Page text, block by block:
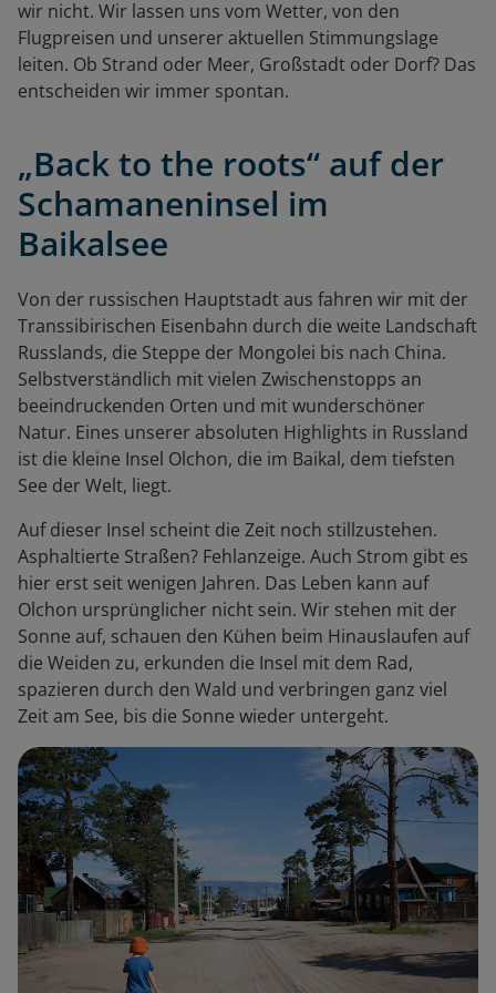
wir nicht. Wir lassen uns vom Wetter, von den
Flugpreisen und unserer aktuellen Stimmungslage
leiten. Ob Strand oder Meer, Großstadt oder Dorf? Das
entscheiden wir immer spontan.
„Back to the roots“ auf der
Schamaneninsel im
Baikalsee
Von der russischen Hauptstadt aus fahren wir mit der
Transsibirischen Eisenbahn durch die weite Landschaft
Russlands, die Steppe der Mongolei bis nach China.
Selbstverständlich mit vielen Zwischenstopps an
beeindruckenden Orten und mit wunderschöner
Natur. Eines unserer absoluten Highlights in Russland
ist die kleine Insel Olchon, die im Baikal, dem tiefsten
See der Welt, liegt.
Auf dieser Insel scheint die Zeit noch stillzustehen.
Asphaltierte Straßen? Fehlanzeige. Auch Strom gibt es
hier erst seit wenigen Jahren. Das Leben kann auf
Olchon ursprünglicher nicht sein. Wir stehen mit der
Sonne auf, schauen den Kühen beim Hinauslaufen auf
die Weiden zu, erkunden die Insel mit dem Rad,
spazieren durch den Wald und verbringen ganz viel
Zeit am See, bis die Sonne wieder untergeht.